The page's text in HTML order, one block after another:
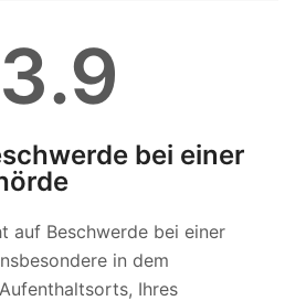
3.9
bei einer
auf Beschwerde bei einer
in dem
Ihres